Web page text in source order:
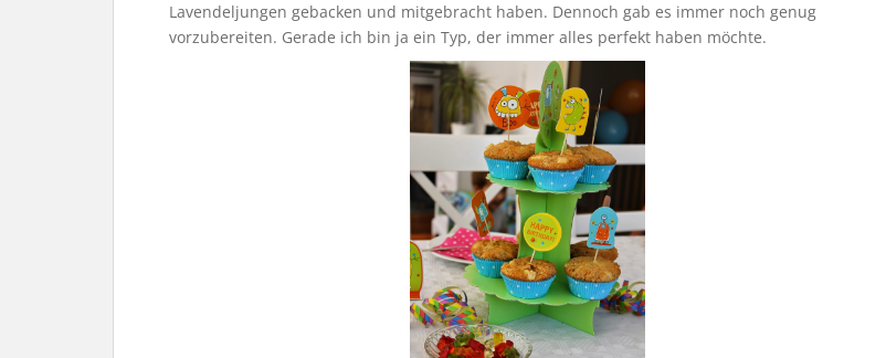
Lavendeljungen gebacken und mitgebracht haben. Dennoch gab es immer noch genug
vorzubereiten. Gerade ich bin ja ein Typ, der immer alles perfekt haben möchte.